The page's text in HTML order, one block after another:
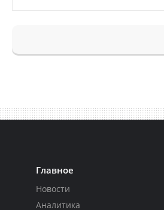
Главное
Новости
Аналитика